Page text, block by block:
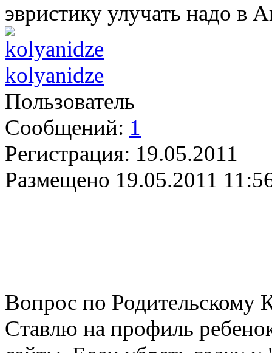
эвристику улучать надо в
kolyanidze
Пользователь
Сообщений: 1
Регистрация: 19.05.2011
Размещено 19.05.2011
Вопрос по Родительскому
Ставлю на профиль